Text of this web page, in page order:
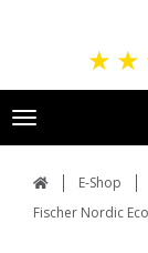
★ ★
Toggle
navigation
E-Shop
Fischer Nordic